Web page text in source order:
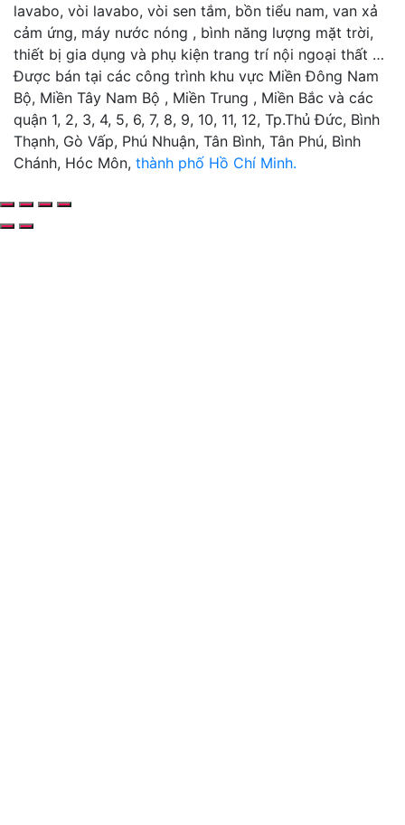
lavabo, vòi lavabo, vòi sen tắm, bồn tiểu nam, van xả
cảm ứng, máy nước nóng , bình năng lượng mặt trời,
thiết bị gia dụng và phụ kiện trang trí nội ngoại thất …
Được bán tại các công trình khu vực Miền Đông Nam
Bộ, Miền Tây Nam Bộ , Miền Trung , Miền Bắc và các
quận 1, 2, 3, 4, 5, 6, 7, 8, 9, 10, 11, 12, Tp.Thủ Đức, Bình
Thạnh, Gò Vấp, Phú Nhuận, Tân Bình, Tân Phú, Bình
Chánh, Hóc Môn, thành phố Hồ Chí Minh.